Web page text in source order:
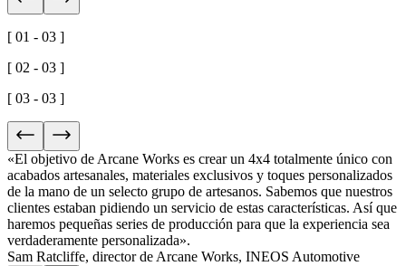
[ 01 - 03 ]
[ 02 - 03 ]
[ 03 - 03 ]
«El objetivo de Arcane Works es crear un 4x4 totalmente único con
acabados artesanales, materiales exclusivos y toques personalizados
de la mano de un selecto grupo de artesanos. Sabemos que nuestros
clientes estaban pidiendo un servicio de estas características. Así que
haremos pequeñas series de producción para que la experiencia sea
verdaderamente personalizada».
Sam Ratcliffe, director de Arcane Works, INEOS Automotive